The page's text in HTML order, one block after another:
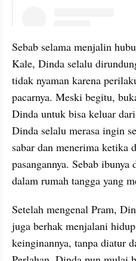
Sebab selama menjalin
Kale, Dinda selalu
tidak nyaman karena
pacarnya. Meski begitu,
Dinda untuk bisa keluar dari
Dinda selalu merasa ingin
sabar dan menerima ketika
pasangannya. Sebab
dalam rumah tangga yang
Setelah mengenal Pram,
juga berhak menjalani
keinginannya, tanpa diatur